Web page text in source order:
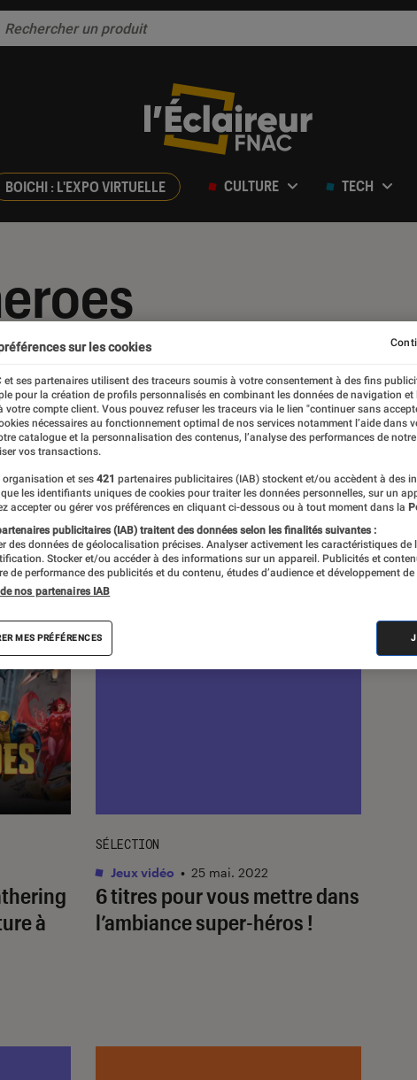
BOICHI : L'EXPO VIRTUELLE CULTURE TECH
et guides
à
6 titres pour vous mettre dans
l’ambiance super-héros !
SÉLECTION
Jeux vidéo • 25 mai. 2022
sur les cookies
et ses partenaires utilisent des traceurs soumis à votre consentement à des fins
pour la création de profils personnalisés en combinant les données de navigation et
votre compte client. Vous pouvez refuser les traceurs via le lien "continuer sans
nécessaires au fonctionnement optimal de nos services notamment l’aide dans
catalogue et la personnalisation des contenus, l’analyse des performances de
vos transactions.
organisation et ses 421 partenaires publicitaires (IAB) stockent et/ou accèdent à des
les identifiants uniques de cookies pour traiter les données personnelles, sur un
accepter ou gérer vos préférences en cliquant ci-dessous ou à tout moment dans la
publicitaires (IAB) traitent des données selon les finalités suivantes :
des données de géolocalisation précises. Analyser activement les caractéristiques de
Stocker et/ou accéder à des informations sur un appareil. Publicités et
de performance des publicités et du contenu, études d’audience et développement de
nos partenaires IAB
MES PRÉFÉRENCES